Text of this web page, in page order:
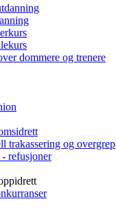
dommere og trenere
trakassering og overgrep
refusjoner